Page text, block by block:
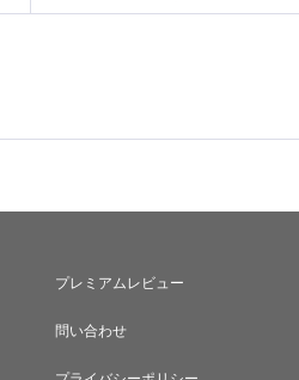
プレミアムレビュー
問い合わせ